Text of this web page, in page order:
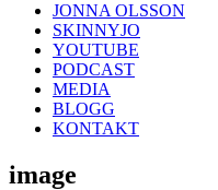
JONNA OLSSON
SKINNYJO
YOUTUBE
PODCAST
MEDIA
BLOGG
KONTAKT
image